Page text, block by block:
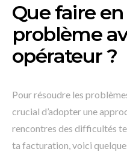
Que faire
problème
opérateur ?
Pour résoudre les
crucial d’adopter une
rencontres des difficultés
ta facturation, voici